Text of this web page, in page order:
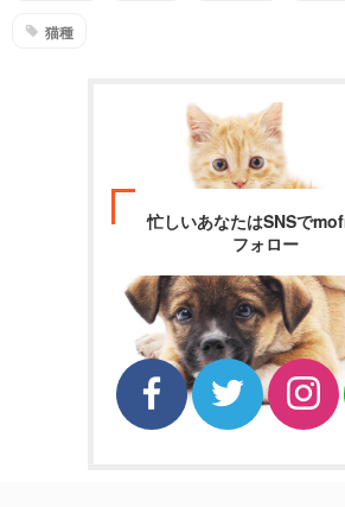
猫種
忙しいあなたはSNSで
フォロー